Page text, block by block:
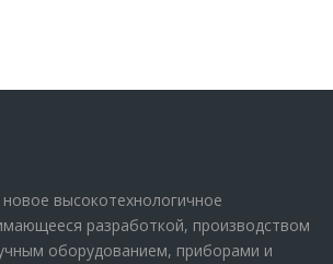
высокотехнологичное
разработкой, производством
оборудованием, приборами и